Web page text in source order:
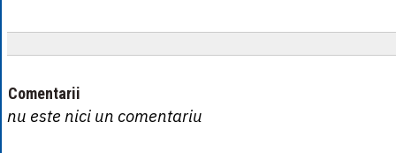
Comentarii
nu este nici un comentariu